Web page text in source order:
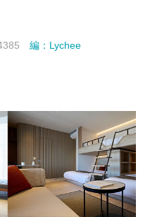
編：Lychee